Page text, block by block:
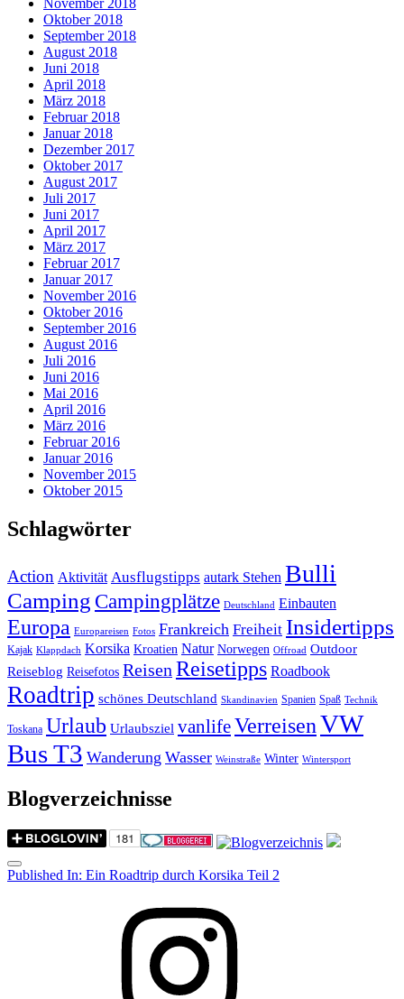
November 2018
Oktober 2018
September 2018
August 2018
Juni 2018
April 2018
März 2018
Februar 2018
Januar 2018
Dezember 2017
Oktober 2017
August 2017
Juli 2017
Juni 2017
April 2017
März 2017
Februar 2017
Januar 2017
November 2016
Oktober 2016
September 2016
August 2016
Juli 2016
Juni 2016
Mai 2016
April 2016
März 2016
Februar 2016
Januar 2016
November 2015
Oktober 2015
Schlagwörter
Action Aktivität Ausflugstipps autark Stehen Bulli
Camping Campingplätze Deutschland Einbauten
Europa Europareisen Fotos Frankreich Freiheit Insidertipps
Kajak Klappdach Korsika Kroatien Natur Norwegen Offroad Outdoor
Reiseblog Reisefotos ReisenReisetipps Roadbook
Roadtrip schönes Deutschland Skandinavien Spanien Spaß Technik
Toskana Urlaub Urlaubsziel vanlifeVerreisenVW
Bus T3 Wanderung Wasser Weinstraße Winter Wintersport
Blogverzeichnisse
Menu
Post
Published In: Ein Roadtrip durch Korsika Teil 2